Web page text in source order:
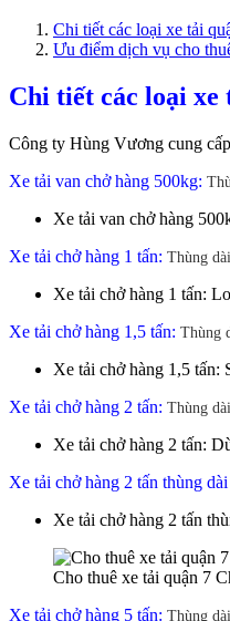
Chi tiết các loại xe tải
Ưu điểm dịch vụ cho
Chi tiết các loại xe
Công ty Hùng Vương cung
Xe tải van chở hàng 500kg:
Xe tải van chở hàng
Xe tải chở hàng 1 tấn: Thùng
Xe tải chở hàng 1 tấn:
Xe tải chở hàng 1,5 tấn: Thùng
Xe tải chở hàng 1,5 tấn:
Xe tải chở hàng 2 tấn: Thùng
Xe tải chở hàng 2 tấn:
Xe tải chở hàng 2 tấn thùng
Xe tải chở hàng 2 tấn
Cho thuê xe tải quận 7
Xe tải chở hàng 5 tấn: Thùng